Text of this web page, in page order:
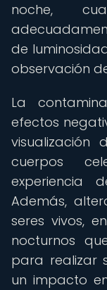
noche,
de
observación
La
efectos
visualización
cuerpos
experiencia
Además,
seres vivos,
nocturnos
para realizar
un impacto